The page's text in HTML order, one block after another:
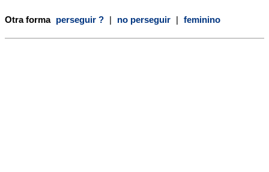
Otra forma perseguir ? | no perseguir | feminino